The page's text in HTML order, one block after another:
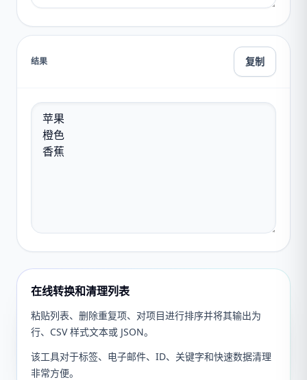
结果 复制
在线转换和清理列表
粘贴列表、删除重复项、对项目进行排序并将其输出为
行、CSV 样式文本或 JSON。
该工具对于标签、电子邮件、ID、关键字和快速数据清理
非常方便。